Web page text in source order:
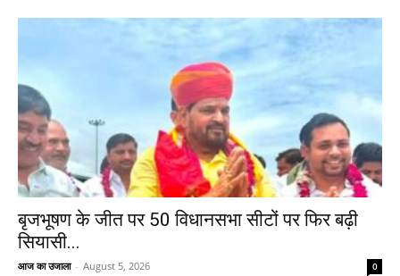
बृजभूषण के जीत पर 50 विधानसभा सीटों पर फिर बढ़ी
सियासी...
आज का उजाला - August 5, 2026 0